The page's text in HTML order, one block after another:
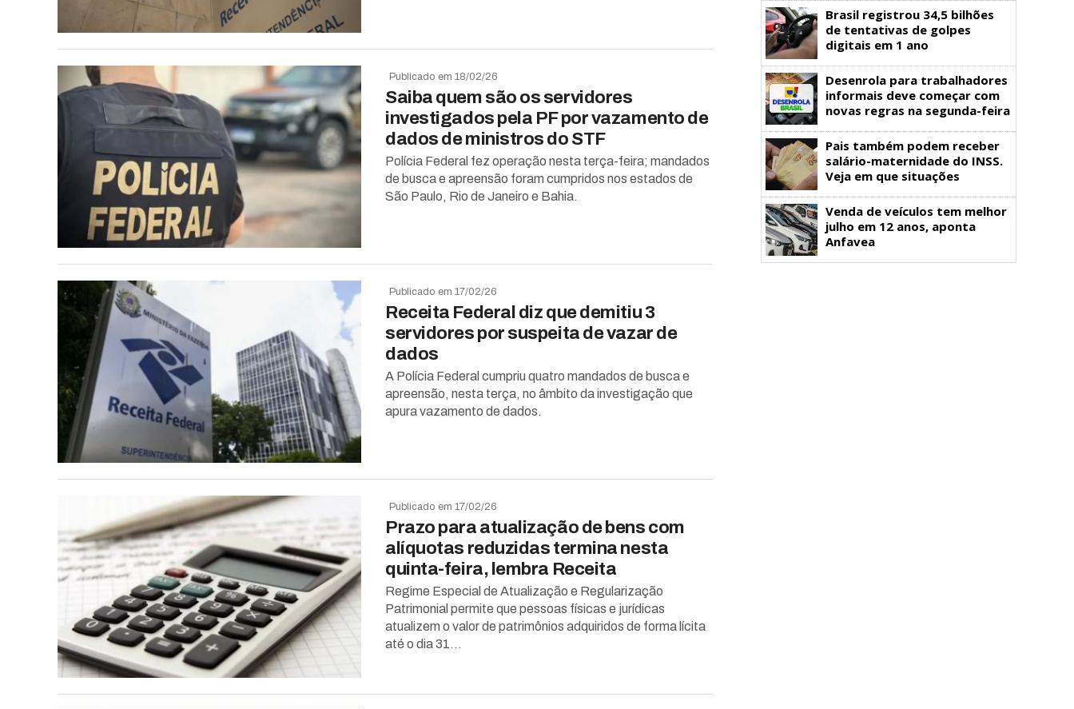
Publicado em 18/02/26
Saiba quem são os servidores
investigados pela PF por vazamento de
dados de ministros do STF
Polícia Federal fez operação nesta terça-feira; mandados
de busca e apreensão foram cumpridos nos estados de
São Paulo, Rio de Janeiro e Bahia.
Publicado em 17/02/26
Receita Federal diz que demitiu 3
servidores por suspeita de vazar de
dados
A Polícia Federal cumpriu quatro mandados de busca e
apreensão, nesta terça, no âmbito da investigação que
apura vazamento de dados.
Publicado em 17/02/26
Prazo para atualização de bens com
alíquotas reduzidas termina nesta
quinta-feira, lembra Receita
Regime Especial de Atualização e Regularização
Patrimonial permite que pessoas físicas e jurídicas
atualizem o valor de patrimônios adquiridos de forma lícita
até o dia 31...
Brasil registrou 34,5 bilhões
de tentativas de golpes
digitais em 1 ano
Desenrola para trabalhadores
informais deve começar com
novas regras na segunda-feira
Pais também podem receber
salário-maternidade do INSS.
Veja em que situações
Venda de veículos tem melhor
julho em 12 anos, aponta
Anfavea